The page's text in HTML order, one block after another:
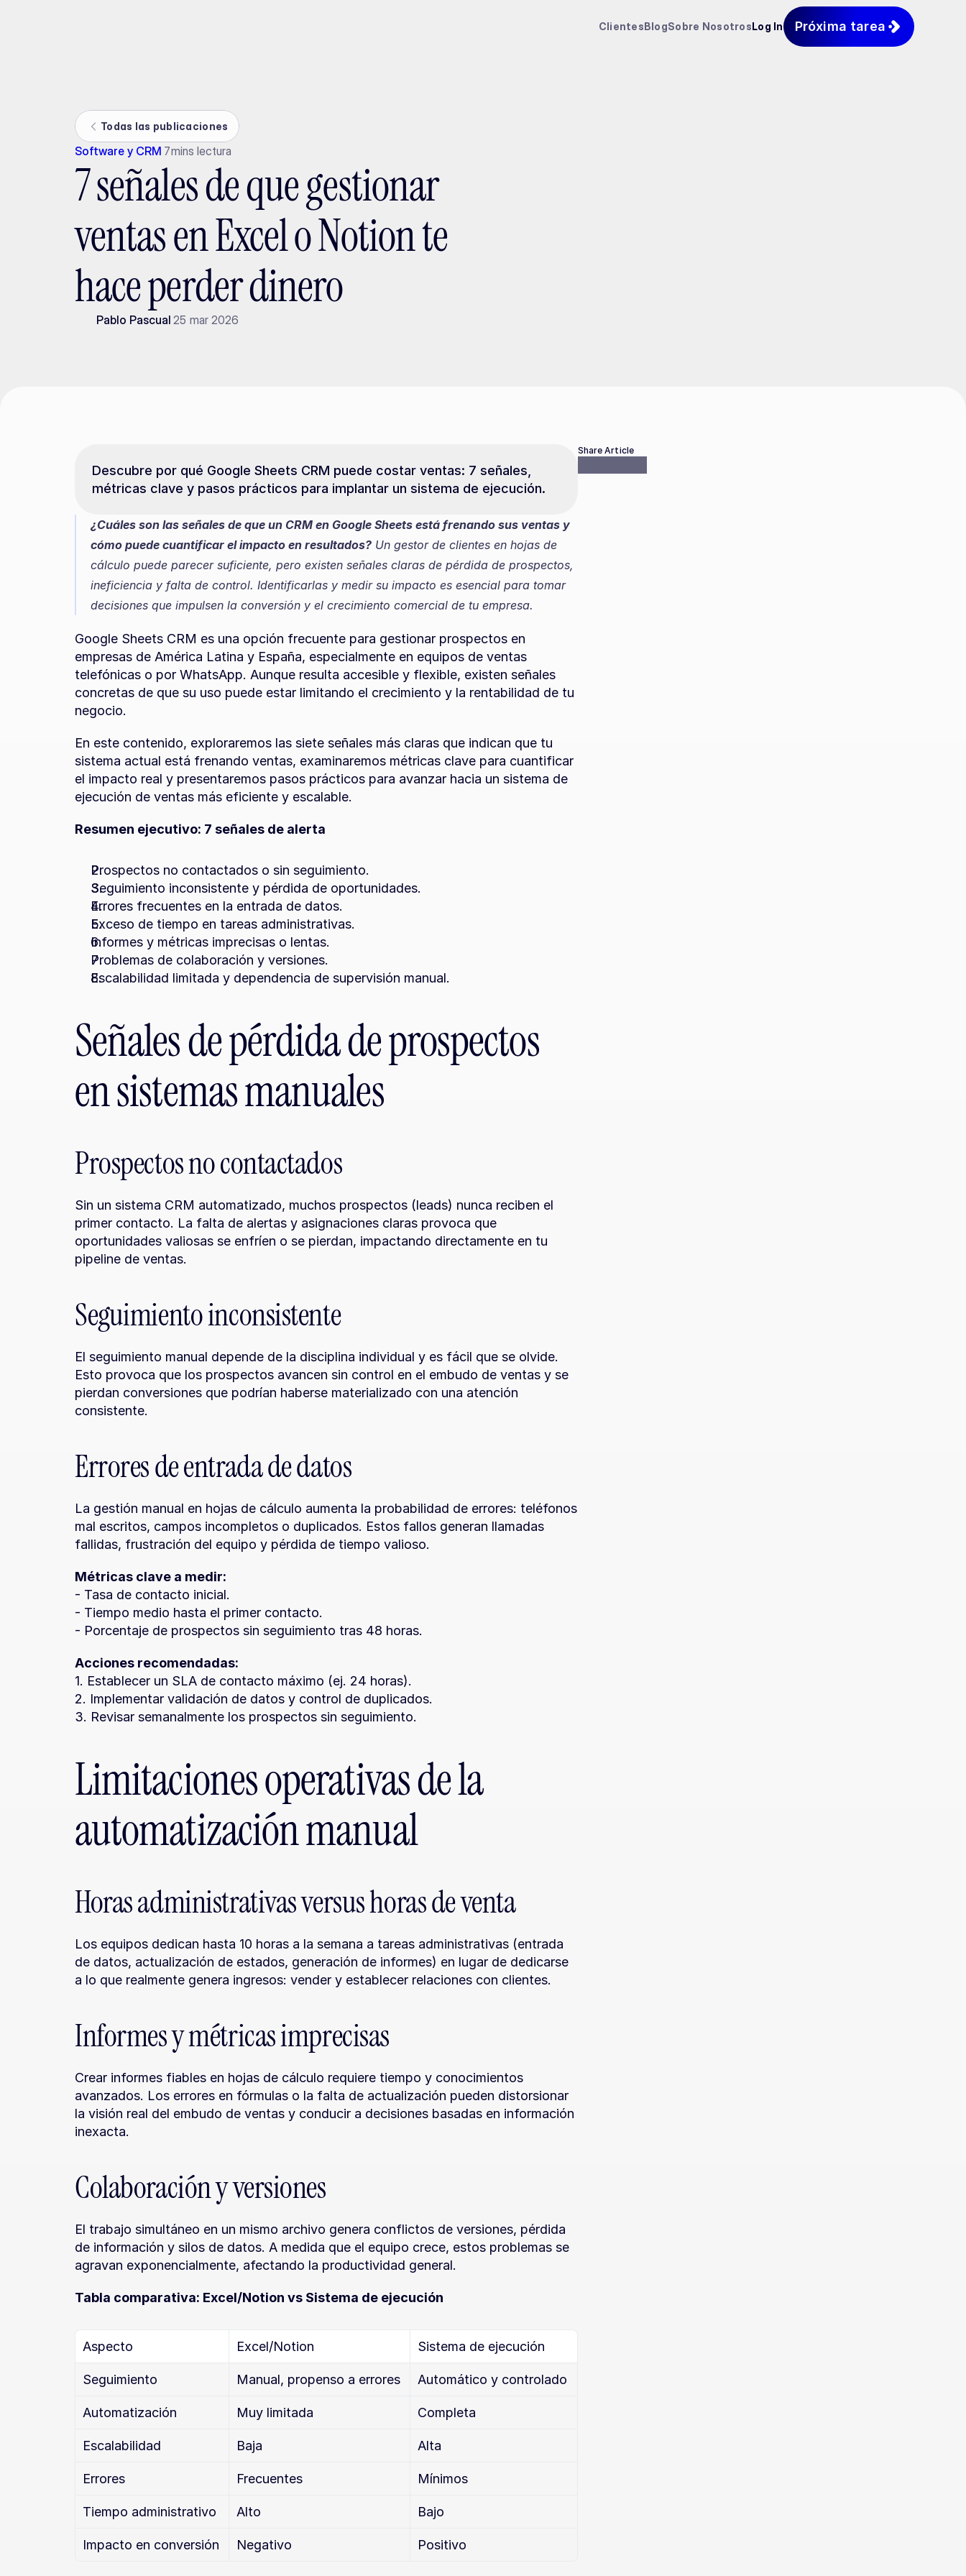
ClientesBlogSobre NosotrosLog In Próxima tarea
Todas las publicaciones
Software y CRM 7mins lectura
7 señales de que gestionar
ventas en Excel o Notion te
hace perder dinero
Pablo Pascual 25 mar 2026
Descubre por qué Google Sheets CRM puede costar ventas: 7 señales,
métricas clave y pasos prácticos para implantar un sistema de ejecución.
¿Cuáles son las señales de que un CRM en Google Sheets está frenando sus ventas y
cómo puede cuantificar el impacto en resultados? Un gestor de clientes en hojas de
cálculo puede parecer suficiente, pero existen señales claras de pérdida de prospectos,
ineficiencia y falta de control. Identificarlas y medir su impacto es esencial para tomar
decisiones que impulsen la conversión y el crecimiento comercial de tu empresa.
Google Sheets CRM es una opción frecuente para gestionar prospectos en
empresas de América Latina y España, especialmente en equipos de ventas
telefónicas o por WhatsApp. Aunque resulta accesible y flexible, existen señales
concretas de que su uso puede estar limitando el crecimiento y la rentabilidad de tu
negocio.
En este contenido, exploraremos las siete señales más claras que indican que tu
sistema actual está frenando ventas, examinaremos métricas clave para cuantificar
el impacto real y presentaremos pasos prácticos para avanzar hacia un sistema de
ejecución de ventas más eficiente y escalable.
Resumen ejecutivo: 7 señales de alerta
Prospectos no contactados o sin seguimiento.
Seguimiento inconsistente y pérdida de oportunidades.
Errores frecuentes en la entrada de datos.
Exceso de tiempo en tareas administrativas.
Informes y métricas imprecisas o lentas.
Problemas de colaboración y versiones.
Escalabilidad limitada y dependencia de supervisión manual.
Señales de pérdida de prospectos
en sistemas manuales
Prospectos no contactados
Sin un sistema CRM automatizado, muchos prospectos (leads) nunca reciben el
primer contacto. La falta de alertas y asignaciones claras provoca que
oportunidades valiosas se enfríen o se pierdan, impactando directamente en tu
pipeline de ventas.
Seguimiento inconsistente
El seguimiento manual depende de la disciplina individual y es fácil que se olvide.
Esto provoca que los prospectos avancen sin control en el embudo de ventas y se
pierdan conversiones que podrían haberse materializado con una atención
consistente.
Errores de entrada de datos
La gestión manual en hojas de cálculo aumenta la probabilidad de errores: teléfonos
mal escritos, campos incompletos o duplicados. Estos fallos generan llamadas
fallidas, frustración del equipo y pérdida de tiempo valioso.
Métricas clave a medir:
- Tasa de contacto inicial.
- Tiempo medio hasta el primer contacto.
- Porcentaje de prospectos sin seguimiento tras 48 horas.
Acciones recomendadas:
1. Establecer un SLA de contacto máximo (ej. 24 horas).
2. Implementar validación de datos y control de duplicados.
3. Revisar semanalmente los prospectos sin seguimiento.
Limitaciones operativas de la
automatización manual
Horas administrativas versus horas de venta
Los equipos dedican hasta 10 horas a la semana a tareas administrativas (entrada
de datos, actualización de estados, generación de informes) en lugar de dedicarse
a lo que realmente genera ingresos: vender y establecer relaciones con clientes.
Informes y métricas imprecisas
Crear informes fiables en hojas de cálculo requiere tiempo y conocimientos
avanzados. Los errores en fórmulas o la falta de actualización pueden distorsionar
la visión real del embudo de ventas y conducir a decisiones basadas en información
inexacta.
Colaboración y versiones
El trabajo simultáneo en un mismo archivo genera conflictos de versiones, pérdida
de información y silos de datos. A medida que el equipo crece, estos problemas se
agravan exponencialmente, afectando la productividad general.
Tabla comparativa: Excel/Notion vs Sistema de ejecución
Aspecto Excel/Notion Sistema de ejecución
Seguimiento Manual, propenso a errores Automático y controlado
Automatización Muy limitada Completa
Escalabilidad Baja Alta
Errores Frecuentes Mínimos
Tiempo administrativo Alto Bajo
Impacto en conversión Negativo Positivo
Share Article